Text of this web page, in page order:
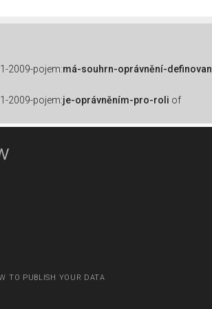
2009-pojem:má-souhrn-oprávnění-
2009-pojem:je-oprávněním-pro-roli of
TO PUBLISH YOUR DATA